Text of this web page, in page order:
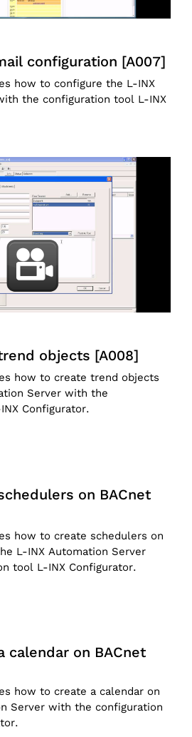
configuration [A007]
how to configure the L-INX
the configuration tool L-INX
objects [A008]
how to create trend objects
Server with the
Configurator.
on BACnet
how to create schedulers on
L-INX Automation Server
tool L-INX Configurator.
calendar on BACnet
how to create a calendar on
Server with the configuration